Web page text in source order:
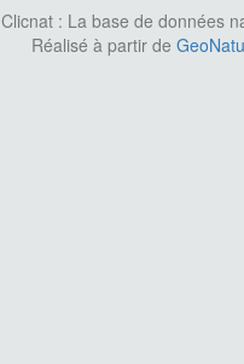
Clicnat : La base de données
Réalisé à partir de